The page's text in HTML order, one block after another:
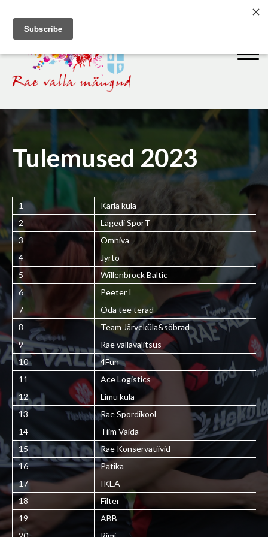
Tulemused 2023
1
Karla küla
2
Lagedi SporT
3
Omniva
4
Jyrto
5
Willenbrock Baltic
6
Peeter I
7
Oda tee terad
8
Team Järveküla&sõbrad
9
Rae vallavalitsus
10
4Fun
11
Ace Logistics
12
Limu küla
13
Rae Spordikool
14
Tiim Vaida
15
Rae Konservatiivid
16
Patika
17
IKEA
18
Filter
19
ABB